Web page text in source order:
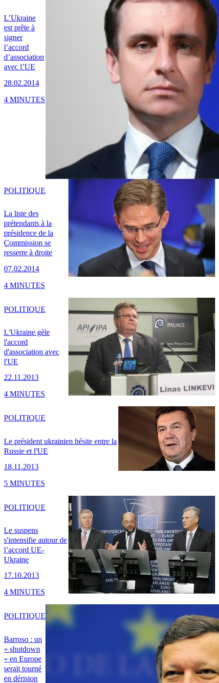
L’Ukraine
est prête à
signer
l’accord
d’association
avec l’UE
28.02.2014
4 MINUTES
La liste des
prétendants à la
présidence de la
Commission se
resserre à droite
07.02.2014
POLITIQUE
4 MINUTES
L'Ukraine gèle
l'accord
d'association avec
l'UE
22.11.2013
POLITIQUE
4 MINUTES
Le président ukrainien hésite entre la
Russie et l'UE
18.11.2013
POLITIQUE
5 MINUTES
Le suspens
s'intensifie autour de
l’accord UE-
Ukraine
17.10.2013
POLITIQUE
4 MINUTES
Barroso : un
« shutdown
» en Europe
serait tourné
en dérision
POLITIQUE